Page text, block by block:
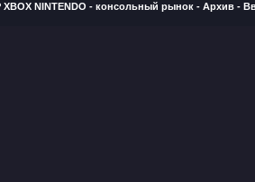
XBOX NINTENDO - консольный рынок - Архив -